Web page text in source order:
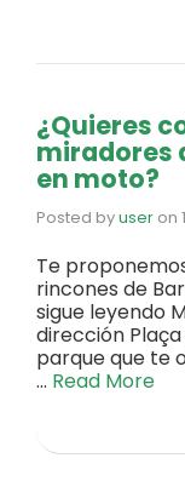
¿Quieres
miradores
en moto?
Posted byuser on
Te
rincones de
sigue leyendo
dirección Plaça
parque que te
… Read More